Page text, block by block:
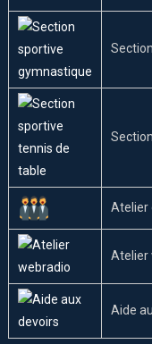
Atelier
Atelier
Aide